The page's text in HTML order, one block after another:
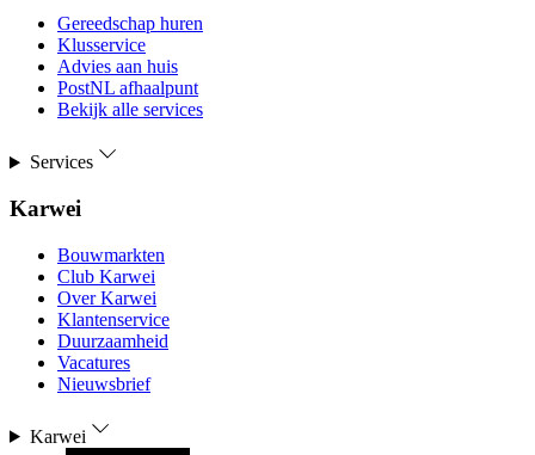
Gereedschap huren
Klusservice
Advies aan huis
PostNL afhaalpunt
Bekijk alle services
Services
Karwei
Bouwmarkten
Club Karwei
Over Karwei
Klantenservice
Duurzaamheid
Vacatures
Nieuwsbrief
Karwei